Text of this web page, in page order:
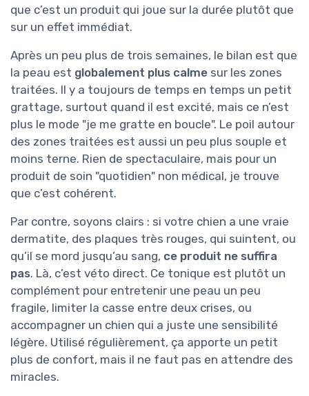
que c’est un produit qui joue sur la durée plutôt que
sur un effet immédiat.
Après un peu plus de trois semaines, le bilan est que
la peau est globalement plus calme sur les zones
traitées. Il y a toujours de temps en temps un petit
grattage, surtout quand il est excité, mais ce n’est
plus le mode "je me gratte en boucle". Le poil autour
des zones traitées est aussi un peu plus souple et
moins terne. Rien de spectaculaire, mais pour un
produit de soin "quotidien" non médical, je trouve
que c’est cohérent.
Par contre, soyons clairs : si votre chien a une vraie
dermatite, des plaques très rouges, qui suintent, ou
qu’il se mord jusqu’au sang, ce produit ne suffira
pas. Là, c’est véto direct. Ce tonique est plutôt un
complément pour entretenir une peau un peu
fragile, limiter la casse entre deux crises, ou
accompagner un chien qui a juste une sensibilité
légère. Utilisé régulièrement, ça apporte un petit
plus de confort, mais il ne faut pas en attendre des
miracles.